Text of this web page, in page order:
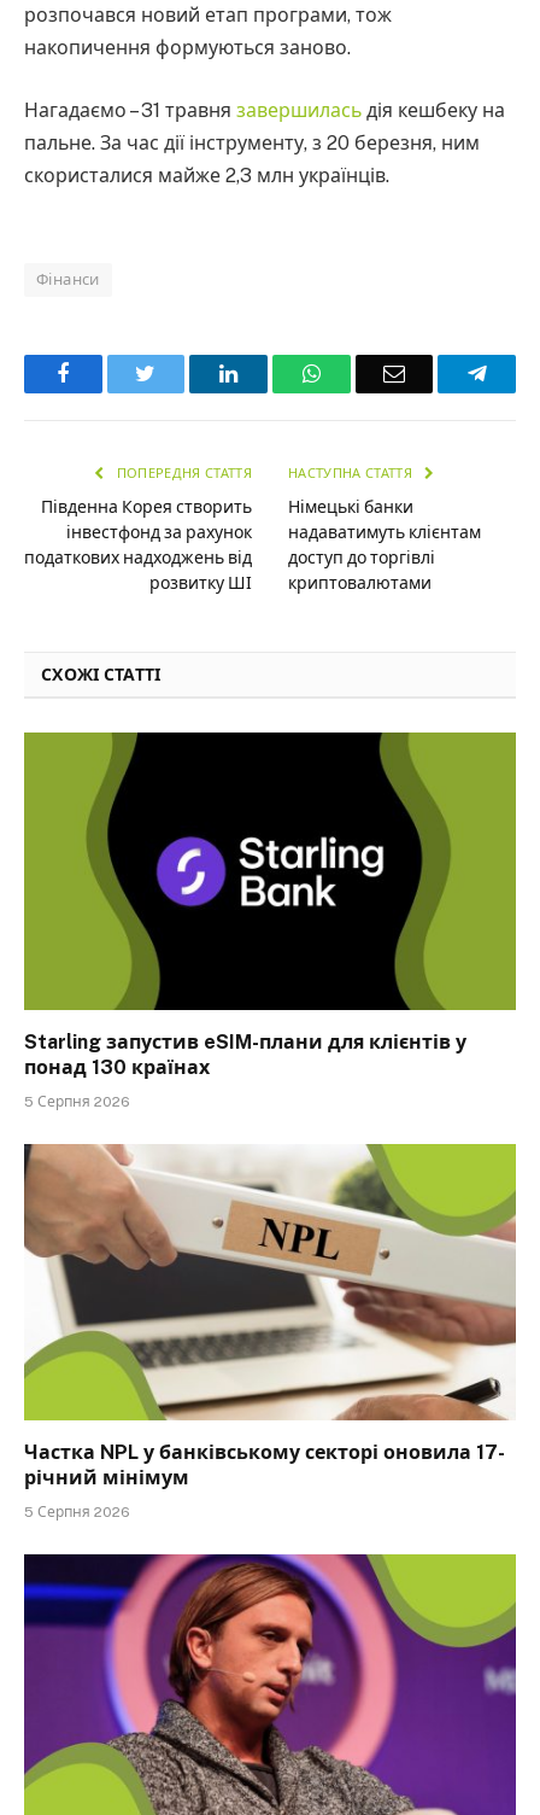
розпочався новий етап програми, тож
накопичення формуються заново.
Нагадаємо – 31 травня завершилась дія кешбеку на
пальне. За час дії інструменту, з 20 березня, ним
скористалися майже 2,3 млн українців.
Фінанси
Facebook LinkedInWhatsAppEmail
ПОПЕРЕДНЯ СТАТТЯ
Південна Корея створить
інвестфонд за рахунок
податкових надходжень від
розвитку ШІ
НАСТУПНА СТАТТЯ
Німецькі банки
надаватимуть клієнтам
доступ до торгівлі
криптовалютами
СХОЖІ СТАТТІ
Starling запустив eSIM-плани для клієнтів у
понад 130 країнах
5 Серпня 2026
Частка NPL у банківському секторі оновила 17-
річний мінімум
5 Серпня 2026